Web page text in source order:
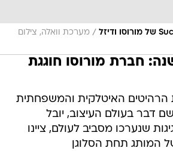
/ מערכת וואלה, צילום
חברת מורוסו חוגגת
הרהיטים האיטלקית והמשפחתית
דבר בעולם העיצוב, יובל
שנערכו מסביב לעולם, ציינו
המותג תחת הסלוגן